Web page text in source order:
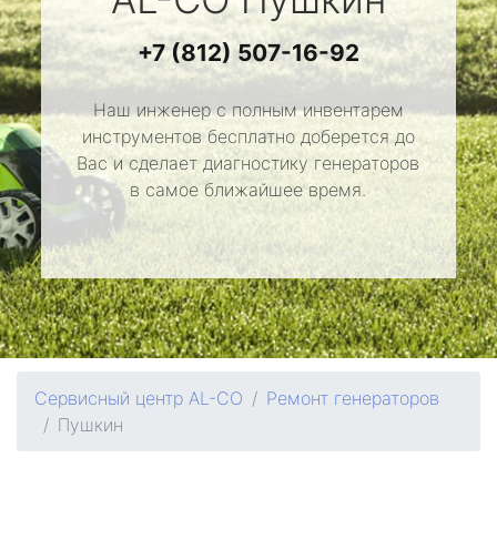
+7 (812) 507-16-92
Наш инженер с полным инвентарем
инструментов бесплатно доберется до
Вас и сделает диагностику генераторов
в самое ближайшее время.
Сервисный центр AL-CO
Ремонт генераторов
Пушкин